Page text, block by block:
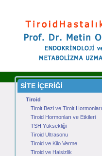
SİTE İÇERİĞİ
Tiroid
Tiroit Bezi ve Tiroit Hormonları
Tiroid Hormonları ve Etkileri
TSH Yüksekliği
Tiroid Ultrasonu
Tiroid ve Kilo Verme
Tiroid ve Halsizlik